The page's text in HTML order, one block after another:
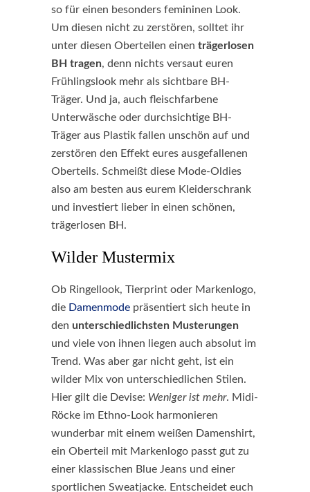
so für einen besonders femininen Look.
Um diesen nicht zu zerstören, solltet ihr
unter diesen Oberteilen einen trägerlosen
BH tragen, denn nichts versaut euren
Frühlingslook mehr als sichtbare BH-
Träger. Und ja, auch fleischfarbene
Unterwäsche oder durchsichtige BH-
Träger aus Plastik fallen unschön auf und
zerstören den Effekt eures ausgefallenen
Oberteils. Schmeißt diese Mode-Oldies
also am besten aus eurem Kleiderschrank
und investiert lieber in einen schönen,
trägerlosen BH.
Wilder Mustermix
Ob Ringellook, Tierprint oder Markenlogo,
die Damenmode präsentiert sich heute in
den unterschiedlichsten Musterungen
und viele von ihnen liegen auch absolut im
Trend. Was aber gar nicht geht, ist ein
wilder Mix von unterschiedlichen Stilen.
Hier gilt die Devise: Weniger ist mehr. Midi-
Röcke im Ethno-Look harmonieren
wunderbar mit einem weißen Damenshirt,
ein Oberteil mit Markenlogo passt gut zu
einer klassischen Blue Jeans und einer
sportlichen Sweatjacke. Entscheidet euch